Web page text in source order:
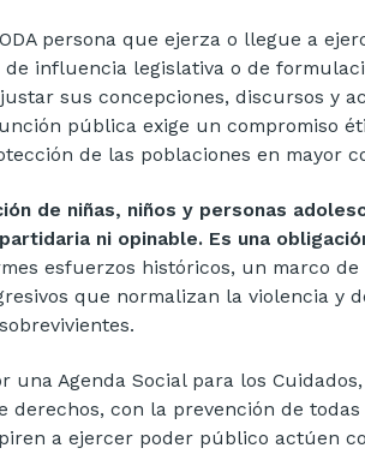
persona que ejerza o llegue a
influencia legislativa o de
sus concepciones, discursos y
pública exige un compromiso
de las poblaciones en mayor
de niñas, niños y personas
ni opinable. Es una
esfuerzos históricos, un marco
que normalizan la violencia y
una Agenda Social para los
con la prevención de
a ejercer poder público actúen